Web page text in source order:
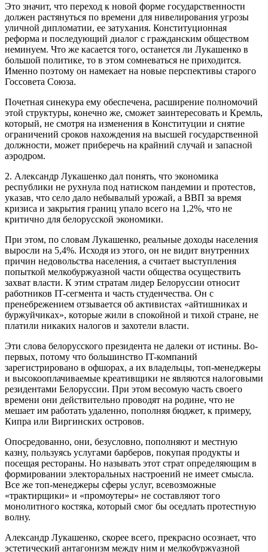
Это значит, что переход к новой форме государственности
должен растянуться по времени для нивелирования угрозы
уличной дипломатии, ее затухания. Конституционная
реформа и последующий диалог с гражданским обществом
неминуем. Что же касается того, останется ли Лукашенко в
большой политике, то в этом сомневаться не приходится.
Именно поэтому он намекает на новые перспективы старого
Госсовета Союза.
Почетная синекура ему обеспечена, расширение полномочий
этой структуры, конечно же, сможет заинтересовать и Кремль,
который, не смотря на изменения в Конституции и снятие
ограничений сроков нахождения на высшей государственной
должности, может приберечь на крайний случай и запасной
аэродром.
2. Александр Лукашенко дал понять, что экономика
республики не рухнула под натиском пандемии и протестов,
указав, что село дало небывалый урожай, а ВВП за время
кризиса и закрытия границ упало всего на 1,2%, что не
критично для белорусской экономики.
При этом, по словам Лукашенко, реальные доходы населения
выросли на 5,4%. Исходя из этого, он не видит внутренних
причин недовольства населения, а считает выступления
попыткой мелкобуржуазной части общества осуществить
захват власти. К этим стратам лидер Белоруссии относит
работников IT-сегмента и часть студенчества. Он с
пренебрежением отзывается об активистах «айтишниках и
буржуйчиках», которые жили в спокойной и тихой стране, не
платили никаких налогов и захотели власти.
Эти слова белорусского президента не далеки от истины. Во-
первых, потому что большинство IT-компаний
зарегистрировано в офшорах, а их владельцы, топ-менеджеры
и высокооплачиваемые креативщики не являются налоговыми
резидентами Белоруссии. При этом весомую часть своего
времени они действительно проводят на родине, что не
мешает им работать удаленно, пополняя бюджет, к примеру,
Кипра или Виргинских островов.
Опосредованно, они, безусловно, пополняют и местную
казну, пользуясь услугами барберов, покупая продукты и
посещая рестораны. Но называть этот страт определяющим в
формировании электоральных настроений не имеет смысла.
Все же топ-менеджеры сферы услуг, всевозможные
«трактирщики» и «промоутеры» не составляют того
монолитного костяка, который смог бы оседлать протестную
волну.
Александр Лукашенко, скорее всего, прекрасно осознает, что
эстетический антагонизм между ним и мелкобуржуазной